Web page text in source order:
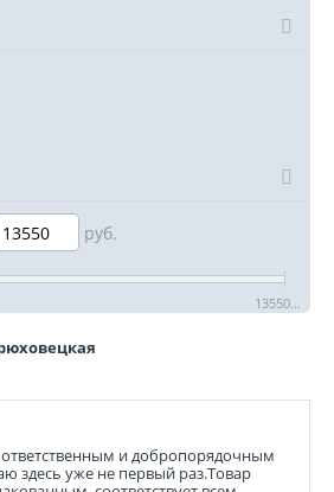
руб.
13550руб.
и добропорядочным
здесь уже не первый раз.Товар